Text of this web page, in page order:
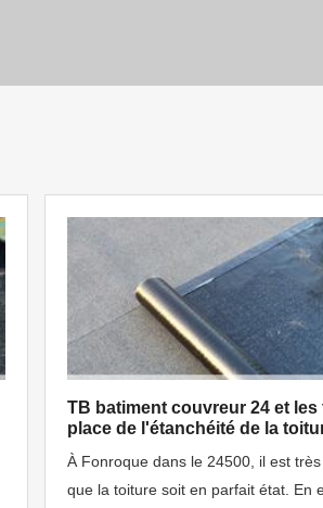
TB batiment couvreur 24 et les
place de l'étanchéité de la
À Fonroque dans le 24500, il est
que la toiture soit en parfait état. En